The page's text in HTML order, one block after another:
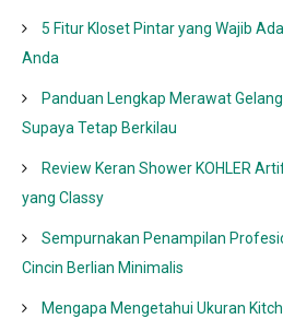
5 Fitur Kloset Pintar yang Wajib
Anda
Panduan Lengkap Merawat
Supaya Tetap Berkilau
Review Keran Shower KOHLER
yang Classy
Sempurnakan Penampilan
Cincin Berlian Minimalis
Mengapa Mengetahui Ukuran